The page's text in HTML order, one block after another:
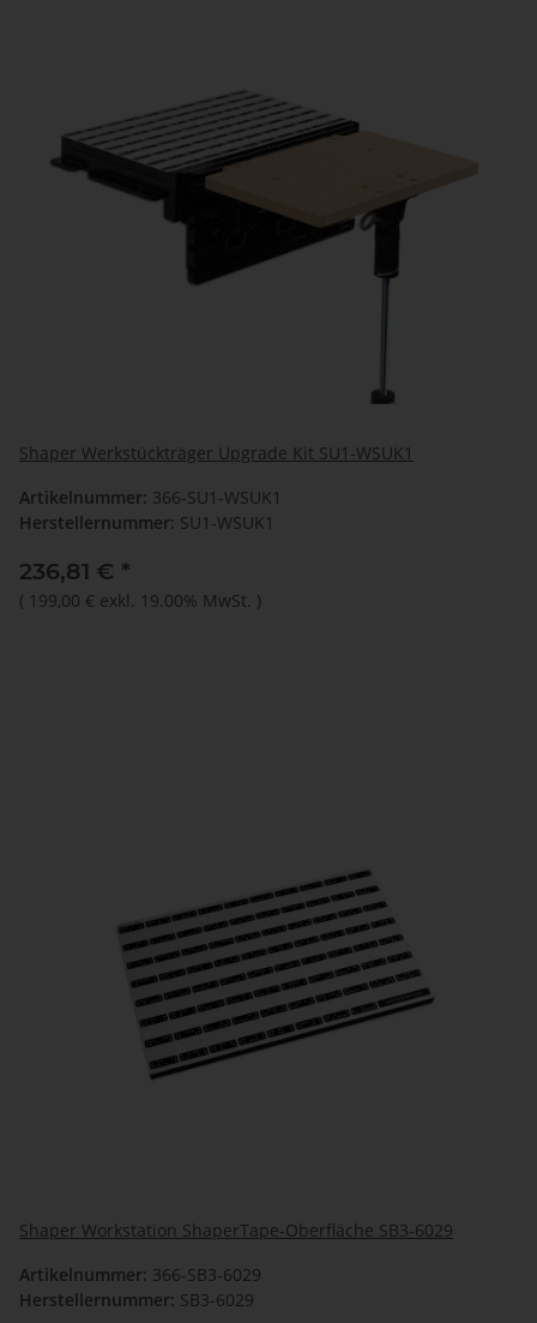
Shaper Werkstückträger Upgrade Kit SU1-WSUK1
Artikelnummer: 366-SU1-WSUK1
Herstellernummer: SU1-WSUK1
236,81 € *
( 199,00 € exkl. 19.00% MwSt. )
Shaper Workstation ShaperTape-Oberfläche SB3-6029
Artikelnummer: 366-SB3-6029
Herstellernummer: SB3-6029